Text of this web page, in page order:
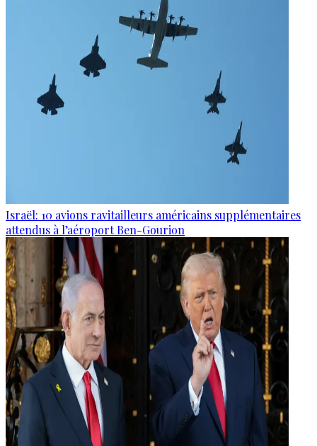
Israël: 10 avions ravitailleurs américains supplémentaires
attendus à l’aéroport Ben-Gourion